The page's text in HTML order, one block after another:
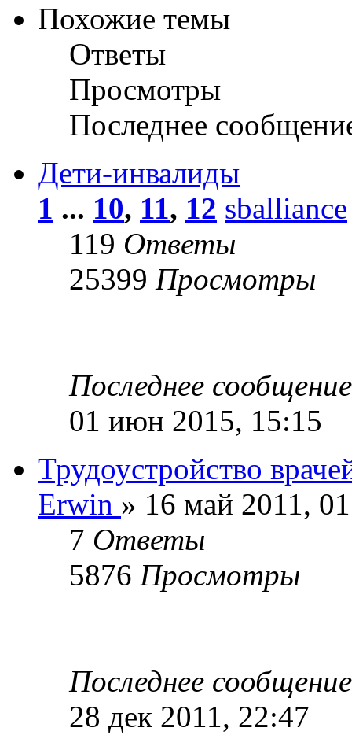
Похожие темы
Ответы
Просмотры
Последнее
Дети-инвалиды
1 ... 10, 11, 12 sballiance
119 Ответы
25399 Просмотры
Последнее
01 июн 2015, 15:15
Трудоустройство
Erwin » 16 май 2011,
7 Ответы
5876 Просмотры
Последнее
28 дек 2011, 22:47